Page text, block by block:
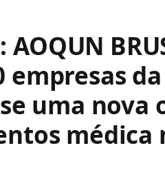
AOQUN
empresas
uma nova
médica